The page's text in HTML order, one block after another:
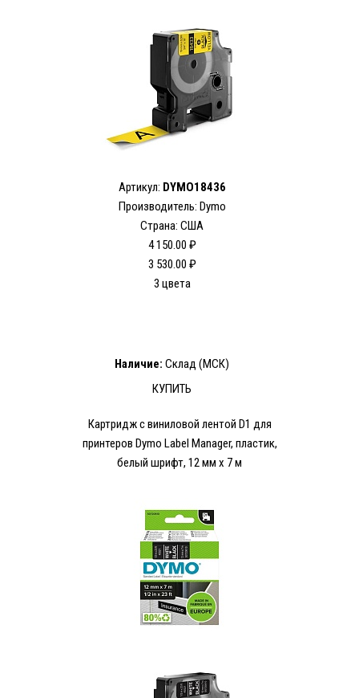
Артикул: DYMO18436
Производитель: Dymo
Страна: США
4 150.00 ₽
3 530.00 ₽
3 цвета
Наличие: Склад (МСК)
КУПИТЬ
Картридж с виниловой лентой D1 для
принтеров Dymo Label Manager, пластик,
белый шрифт, 12 мм х 7 м